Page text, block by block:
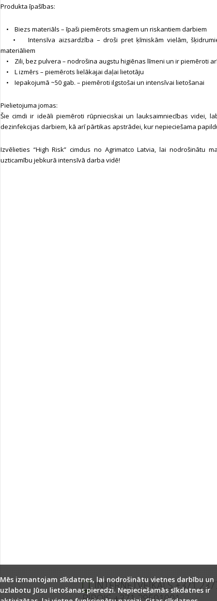
Produkta īpašības:
• Biezs materiāls – īpaši piemērots smagiem un riskantiem darbiem
• Intensīva aizsardzība – droši pret ķīmiskām vielām,
materiāliem
• Zili, bez pulvera – nodrošina augstu higiēnas līmeni un ir piemēroti
• L izmērs – piemērots lielākajai daļai lietotāju
• Iepakojumā ~50 gab. – piemēroti ilgstošai un intensīvai lietošanai
Pielietojuma jomas:
Šie cimdi ir ideāli piemēroti rūpnieciskai un lauksaimniecības videi,
dezinfekcijas darbiem, kā arī pārtikas apstrādei, kur nepieciešama
Izvēlieties “High Risk” cimdus no Agrimatco Latvia, lai nodrošinātu
uzticamību jebkurā intensīvā darba vidē!
INTERNETVEIKALS +371
BIROJS +371 29501001
Mēs izmantojam sīkdatnes, lai nodrošinātu vietnes darbību un
uzlabotu Jūsu lietošanas pieredzi. Nepieciešamās sīkdatnes ir